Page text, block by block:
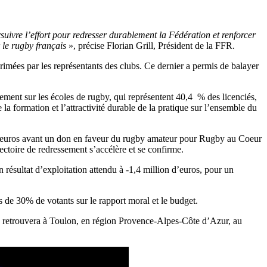
l’effort pour redresser durablement la Fédération et renforcer
le rugby français », précise Florian Grill, Président de la FFR.
par les représentants des clubs. Ce dernier a permis de balayer
sur les écoles de rugby, qui représentent 40,4 % des licenciés,
formation et l’attractivité durable de la pratique sur l’ensemble du
avant un don en faveur du rugby amateur pour Rugby au Coeur
de redressement s’accélère et se confirme.
d’exploitation attendu à -1,4 million d’euros, pour un
30% de votants sur le rapport moral et le budget.
à Toulon, en région Provence-Alpes-Côte d’Azur, au